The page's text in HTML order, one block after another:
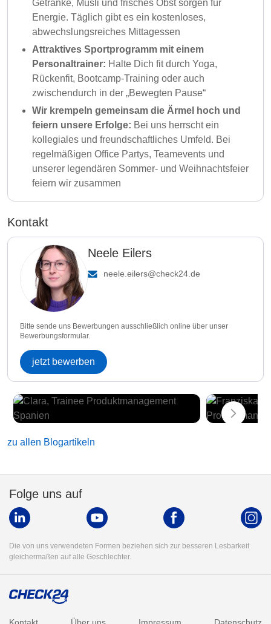
Getränke, Müsli und frisches Obst sorgen für
Energie. Täglich gibt es ein kostenloses,
abwechslungsreiches Mittagessen
Attraktives Sportprogramm mit einem
Personaltrainer: Halte Dich fit durch Yoga,
Rückenfit, Bootcamp-Training oder auch
zwischendurch in der „Bewegten Pause“
Wir krempeln gemeinsam die Ärmel hoch und
feiern unsere Erfolge: Bei uns herrscht ein
kollegiales und freundschaftliches Umfeld. Bei
regelmäßigen Office Partys, Teamevents und
unserer legendären Sommer- und Weihnachtsfeier
feiern wir zusammen
Kontakt
Neele Eilers
neele.eilers@check24.de
Bitte sende uns Bewerbungen ausschließlich online über unser
Bewerbungsformular.
jetzt bewerben
zu allen Blogartikeln
Folge uns auf
Die von uns verwendeten Formen beziehen sich zur besseren Lesbarkeit
gleichermaßen auf alle Geschlechter.